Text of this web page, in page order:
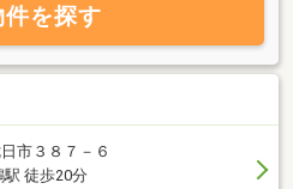
を探す
市３８７－６
駅 徒歩20分